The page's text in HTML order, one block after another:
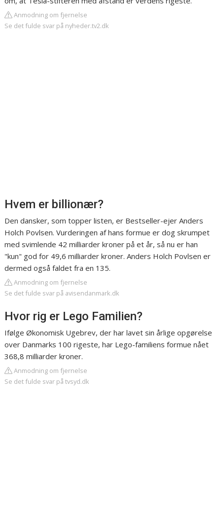
Anmodning om fjernelse
Se det fulde svar på nyheder.tv2.dk
Hvem er billionær?
Den dansker, som topper listen, er Bestseller-ejer Anders
Holch Povlsen. Vurderingen af hans formue er dog skrumpet
med svimlende 42 milliarder kroner på et år, så nu er han
"kun" god for 49,6 milliarder kroner. Anders Holch Povlsen er
dermed også faldet fra en 135.
Anmodning om fjernelse
Se det fulde svar på avisendanmark.dk
Hvor rig er Lego Familien?
Ifølge Økonomisk Ugebrev, der har lavet sin årlige opgørelse
over Danmarks 100 rigeste, har Lego-familiens formue nået
368,8 milliarder kroner.
Anmodning om fjernelse
Se det fulde svar på tvsyd.dk